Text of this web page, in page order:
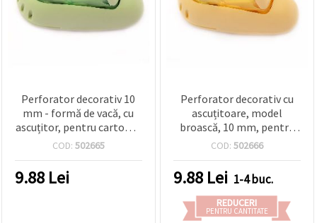
Perforator decorativ 10
mm - formă de vacă, cu
ascuțitor, pentru carton și
spumă EVA - ideal pentru
etichetelor cadou și
cutiilor
COD: 502665
9.88 Lei
Perforator decorativ cu
ascuțitoare, model
broască, 10 mm, pentru
carton și spumă EVA -
felicitărilor, ramelor și
albumelor
COD: 502666
9.88 Lei 1-4 buc.
REDUCERI
PENTRU CANTITATE